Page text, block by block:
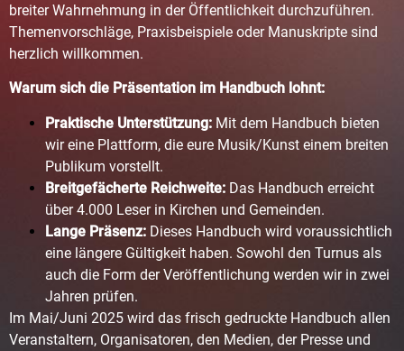
breiter Wahrnehmung in der Öffentlichkeit durchzuführen.
Themenvorschläge, Praxisbeispiele oder Manuskripte sind
herzlich willkommen.
Warum sich die Präsentation im Handbuch lohnt:
Praktische Unterstützung: Mit dem Handbuch bieten
wir eine Plattform, die eure Musik/Kunst einem breiten
Publikum vorstellt.
Breitgefächerte Reichweite: Das Handbuch erreicht
über 4.000 Leser in Kirchen und Gemeinden.
Lange Präsenz: Dieses Handbuch wird voraussichtlich
eine längere Gültigkeit haben. Sowohl den Turnus als
auch die Form der Veröffentlichung werden wir in zwei
Jahren prüfen.
Im Mai/Juni 2025 wird das frisch gedruckte Handbuch allen
Veranstaltern, Organisatoren, den Medien, der Presse und